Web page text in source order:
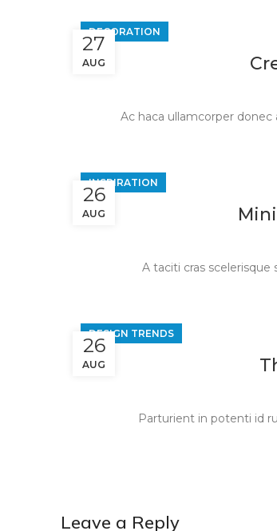
27
AUG
DECORATION
Ac haca ullamcorper
26
AUG
INSPIRATION
A taciti cras scelerisque
26
AUG
DESIGN TRENDS
Parturient in potenti id
Leave a Reply